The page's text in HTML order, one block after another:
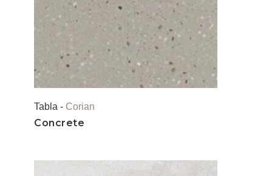
Tabla - Corian
Concrete